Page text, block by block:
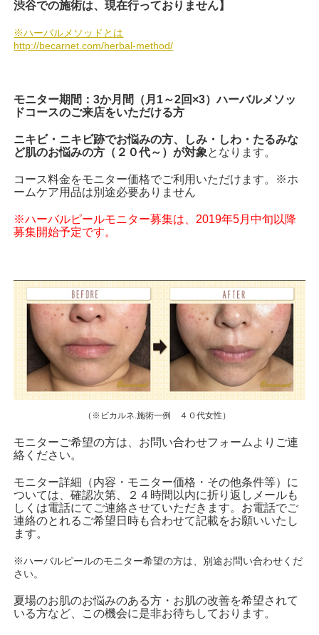
渋谷での施術は、現在行っておりません】
※ハーバルメソッドとは
http://becarnet.com/herbal-method/
モニター期間：3か月間（月1～2回×3）ハーバルメソッ
ドコースのご来店をいただける方
ニキビ・ニキビ跡でお悩みの方、しみ・しわ・たるみな
ど肌のお悩みの方（２０代～）が対象となります。
コース料金をモニター価格でご利用いただけます。※ホ
ームケア用品は別途必要ありません
※ハーバルピールモニター募集は、2019年5月中旬以降
募集開始予定です。
（※ビカルネ.施術一例 ４０代女性）
モニターご希望の方は、お問い合わせフォームよりご連
絡ください。
モニター詳細（内容・モニター価格・その他条件等）に
ついては、確認次第、２４時間以内に折り返しメールも
しくは電話にてご連絡させていただきます。お電話でご
連絡のとれるご希望日時も合わせて記載をお願いいたし
ます。
※ハーバルピールのモニター希望の方は、別途お問い合わせくだ
さい。
夏場のお肌のお悩みのある方・お肌の改善を希望されて
いる方など、この機会に是非お待ちしております。